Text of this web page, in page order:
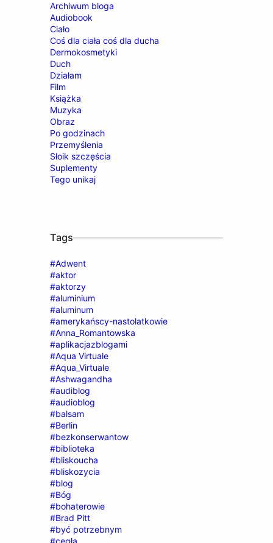
Archiwum bloga
Audiobook
Ciało
Coś dla ciała coś dla ducha
Dermokosmetyki
Duch
Działam
Film
Książka
Muzyka
Obraz
Po godzinach
Przemyślenia
Słoik szczęścia
Suplementy
Tego unikaj
Tags
#Adwent
#aktor
#aktorzy
#aluminium
#aluminum
#amerykańscy-nastolatkowie
#Anna_Romantowska
#aplikacjazblogami
#Aqua Virtuale
#Aqua_Virtuale
#Ashwagandha
#audiblog
#audioblog
#balsam
#Berlin
#bezkonserwantow
#biblioteka
#bliskoucha
#bliskozycia
#blog
#Bóg
#bohaterowie
#Brad Pitt
#być potrzebnym
#cegła